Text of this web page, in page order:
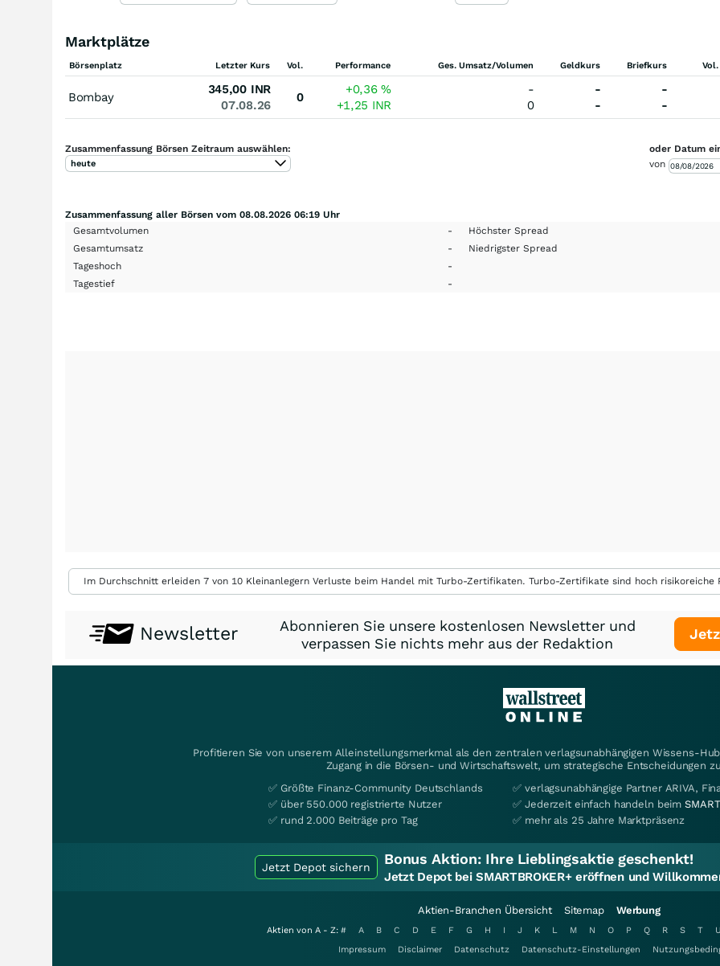
Marktplätze
Börsenplatz Letzter Kurs Vol. Performance Ges. Umsatz/Volumen Geldkurs Briefkurs
Bombay
345,00 INR
07.08.26
0
+0,36%
+1,25 INR
-
0
-
-
-
-
Zusammenfassung Börsen Zeitraum auswählen:
heute
oder Datum
von
Zusammenfassung aller Börsen vom 08.08.2026 06:19 Uhr
Gesamtvolumen
- Höchster Spread
Gesamtumsatz
- Niedrigster Spread
Tageshoch
-
Tagestief
-
Im Durchschnitt erleiden 7 von 10 Kleinanlegern Verluste beim Handel mit Turbo-Zertifikaten. Turbo-Zertifikate sind hoch
Newsletter
Abonnieren Sie unsere kostenlosen Newsletter und
verpassen Sie nichts mehr aus der Redaktion
Profitieren Sie von unserem Alleinstellungsmerkmal als den zentralen verlagsunabhängigen Wissens-
Zugang in die Börsen- und Wirtschaftswelt, um strategische Entscheidungen
✅ Größte Finanz-Community Deutschlands
✅ über 550.000 registrierte Nutzer
✅ rund 2.000 Beiträge pro Tag
✅ verlagsunabhängige Partner ARIVA,
✅ Jederzeit einfach handeln beim
✅ mehr als 25 Jahre Marktpräsenz
Jetzt Depot sichern Bonus Aktion: Ihre Lieblingsaktie geschenkt!
Jetzt Depot bei SMARTBROKER+ eröffnen und
Aktien-Branchen Übersicht Sitemap Werbung
Aktien von A - Z: # A B C D E F G H I J K L M N O P Q R S T U
Impressum
Disclaimer Datenschutz Datenschutz-Einstellungen